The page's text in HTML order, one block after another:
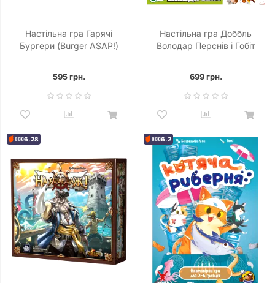
Настільна гра Гарячі
Бургери (Burger ASAP!)
595 грн.
Настільна гра Доббль
Володар Перснів і Гобіт
699 грн.
6.28 6.2